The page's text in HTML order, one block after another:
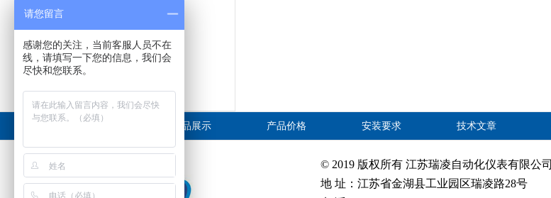
联系人：陈经理}
手机：15949160259
网址：http://www.rlllj.com
产品展示 产品价格 安装要求 技术文章
© 2019 版权所有 江苏瑞凌自动化仪表有限公司
地 址：江苏省金湖县工业园区瑞凌路28号
请您留言
感谢您的关注，当前客服人员不在
线，请填写一下您的信息，我们会
尽快和您联系。